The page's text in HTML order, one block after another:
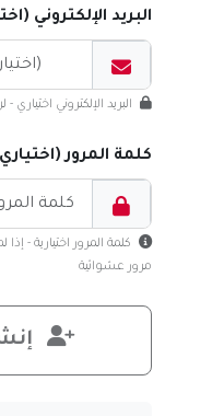
البريد الإلكتروني
البريد الإلكتروني
كلمة المرور
كلمة المرور اختيارية -
مرور عشوائية